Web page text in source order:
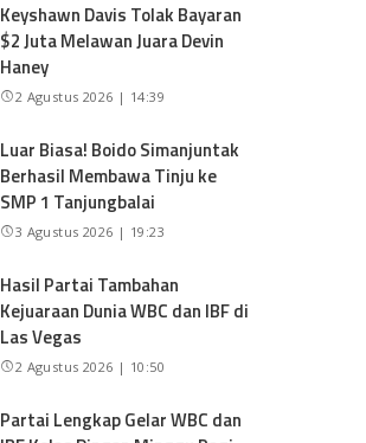
Keyshawn Davis Tolak Bayaran
$2 Juta Melawan Juara Devin
Haney
2 Agustus 2026 | 14:39
Luar Biasa! Boido Simanjuntak
Berhasil Membawa Tinju ke
SMP 1 Tanjungbalai
3 Agustus 2026 | 19:23
Hasil Partai Tambahan
Kejuaraan Dunia WBC dan IBF di
Las Vegas
2 Agustus 2026 | 10:50
Partai Lengkap Gelar WBC dan